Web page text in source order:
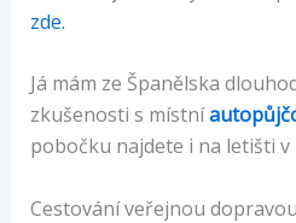
zde.
Já mám ze Španělska
zkušenosti s místní
pobočku najdete i na letišti v
Cestování veřejnou